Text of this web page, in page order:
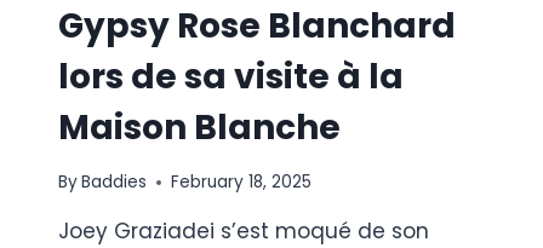
Gypsy Rose Blanchard
lors de sa visite à la
Maison Blanche
ByBaddies February 18, 2025
Joey Graziadei s’est moqué de son